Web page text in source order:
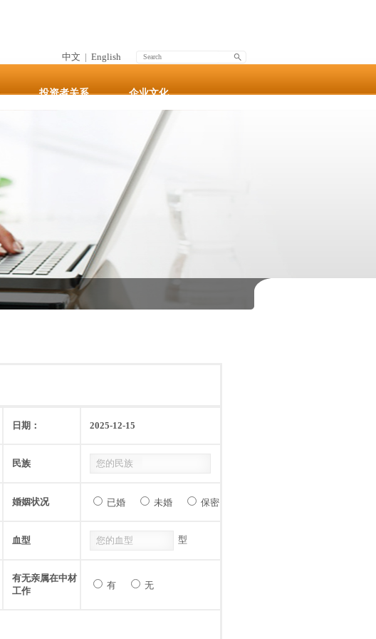
中文 | English
投资者关系 企业文化
日期： 2025-12-15
民族
婚姻状况 已婚 未婚 保密
血型 型
有无亲属在中材
工作
有 无